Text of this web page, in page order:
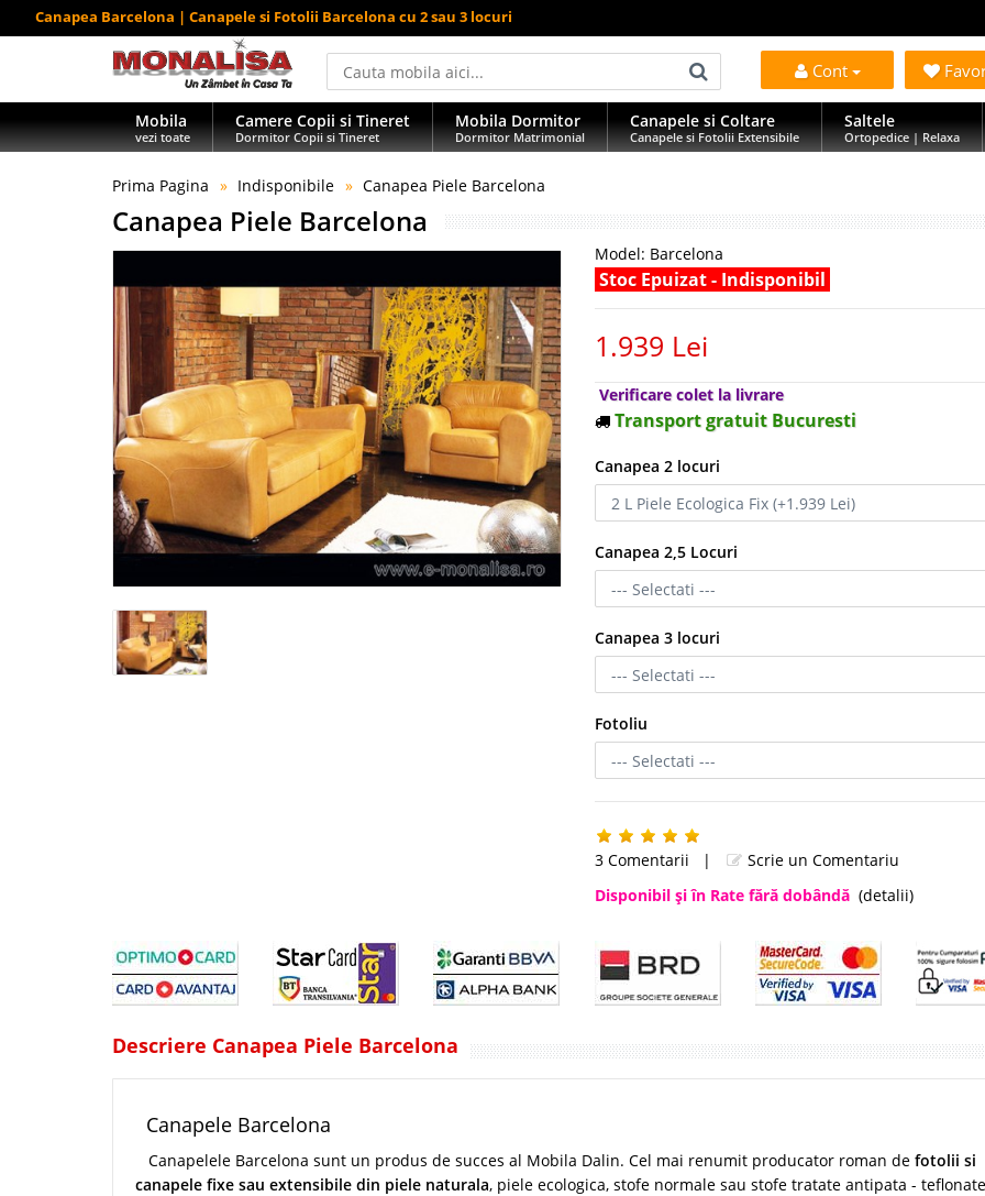
Canapea Barcelona | Canapele si Fotolii Barcelona cu 2 sau 3 locuri
Cont
Mobila
vezi toate
Camere Copii si Tineret
Dormitor Copii si Tineret
Mobila Dormitor
Dormitor Matrimonial
Canapele si Coltare
Canapele si Fotolii Extensibile
Saltele
Ortopedice | Relaxa
Prima Pagina Indisponibile Canapea Piele Barcelona
Canapea Piele Barcelona
Model: Barcelona
Stoc Epuizat - Indisponibil
1.939 Lei
Verificare colet la livrare
Transport gratuit Bucuresti
Canapea 2 locuri
Canapea 2,5 Locuri
Canapea 3 locuri
Fotoliu
3 Comentarii |
Scrie un Comentariu
Disponibil şi în Rate fără dobândă (detalii)
Descriere Canapea Piele Barcelona
Canapele Barcelona
Canapelele Barcelona sunt un produs de succes al Mobila Dalin. Cel mai renumit producator roman de fotolii si
canapele fixe sau extensibile din piele naturala, piele ecologica, stofe normale sau stofe tratate antipata -